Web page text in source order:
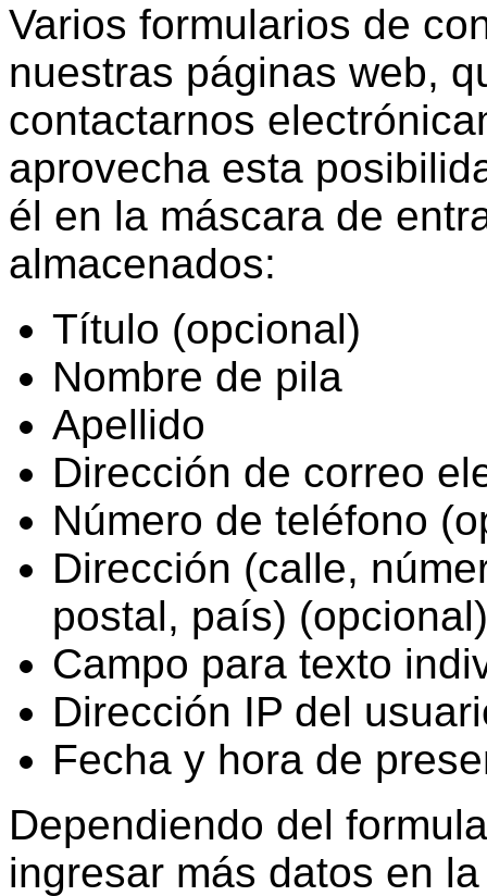
Varios formularios de
nuestras páginas web,
contactarnos
aprovecha esta
él en la máscara de
almacenados:
Título (opcional)
Nombre de pila
Apellido
Dirección de correo
Número de teléfono
Dirección (calle,
postal, país) (opcional)
Campo para texto
Dirección IP del
Fecha y hora de
Dependiendo del
ingresar más datos en